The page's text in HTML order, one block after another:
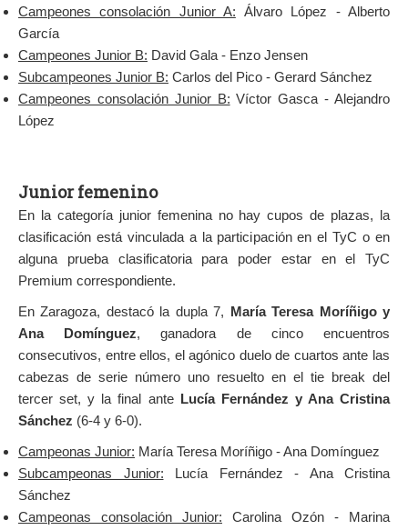
Campeones consolación Junior A: Álvaro López - Alberto
García
Campeones Junior B: David Gala - Enzo Jensen
Subcampeones Junior B: Carlos del Pico - Gerard Sánchez
Campeones consolación Junior B: Víctor Gasca - Alejandro
López
Junior femenino
En la categoría junior femenina no hay cupos de plazas, la
clasificación está vinculada a la participación en el TyC o en
alguna prueba clasificatoria para poder estar en el TyC
Premium correspondiente.
En Zaragoza, destacó la dupla 7, María Teresa Moríñigo y
Ana Domínguez, ganadora de cinco encuentros
consecutivos, entre ellos, el agónico duelo de cuartos ante las
cabezas de serie número uno resuelto en el tie break del
tercer set, y la final ante Lucía Fernández y Ana Cristina
Sánchez (6-4 y 6-0).
Campeonas Junior: María Teresa Moríñigo - Ana Domínguez
Subcampeonas Junior: Lucía Fernández - Ana Cristina
Sánchez
Campeonas consolación Junior: Carolina Ozón - Marina